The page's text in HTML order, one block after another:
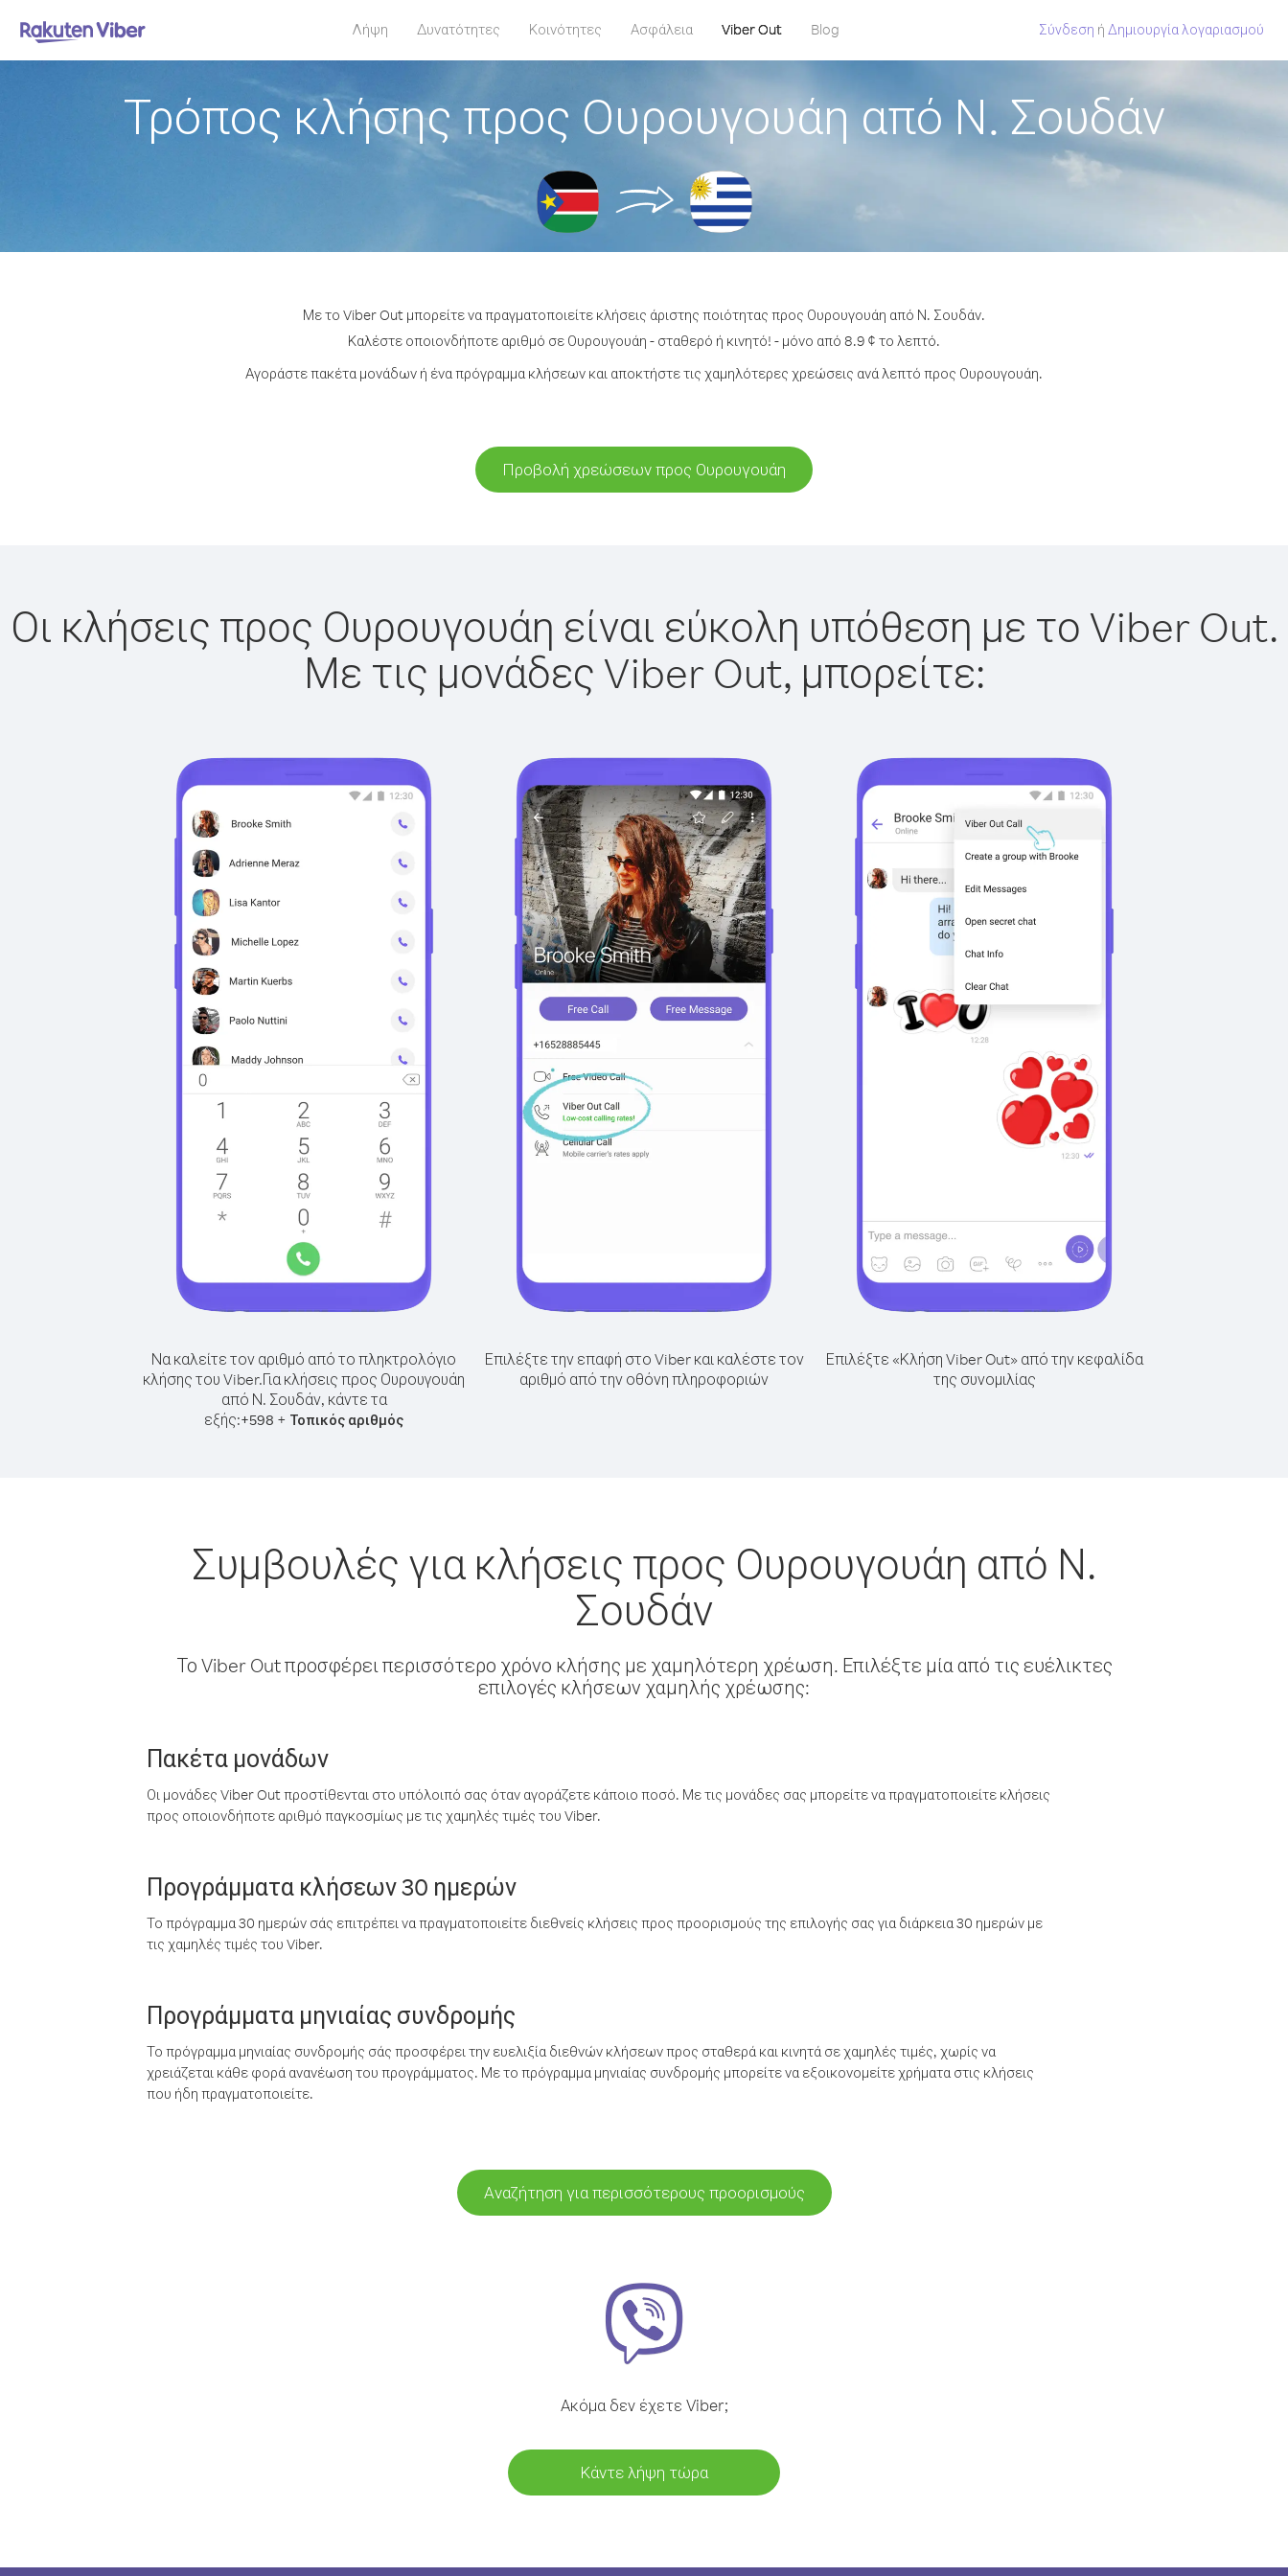
Λήψη Δυνατότητες Κοινότητες Ασφάλεια Viber Out Blog Σύνδεση ή Δημιουργία λογαριασμού
Τρόπος κλήσης προς Ουρουγουάη από Ν. Σουδάν
Με το Viber Out μπορείτε να πραγματοποιείτε κλήσεις άριστης ποιότητας προς Ουρουγουάη από Ν. Σουδάν.
Καλέστε οποιονδήποτε αριθμό σε Ουρουγουάη - σταθερό ή κινητό! - μόνο από 8.9 ¢ το λεπτό.
Αγοράστε πακέτα μονάδων ή ένα πρόγραμμα κλήσεων και αποκτήστε τις χαμηλότερες χρεώσεις ανά λεπτό προς Ουρουγουάη.
Προβολή χρεώσεων προς Ουρουγουάη
Οι κλήσεις προς Ουρουγουάη είναι εύκολη υπόθεση με το Viber Out.
Με τις μονάδες Viber Out, μπορείτε:
Να καλείτε τον αριθμό από το πληκτρολόγιο
κλήσης του Viber.Για κλήσεις προς Ουρουγουάη
από Ν. Σουδάν, κάντε τα
εξής:+598 + Τοπικός αριθμός
Επιλέξτε την επαφή στο Viber και καλέστε τον
αριθμό από την οθόνη πληροφοριών
Επιλέξτε «Κλήση Viber Out» από την κεφαλίδα
της συνομιλίας
Συμβουλές για κλήσεις προς Ουρουγουάη από Ν.
Σουδάν
Το Viber Out προσφέρει περισσότερο χρόνο κλήσης με χαμηλότερη χρέωση. Επιλέξτε μία από τις ευέλικτες
επιλογές κλήσεων χαμηλής χρέωσης:
Πακέτα μονάδων
Οι μονάδες Viber Out προστίθενται στο υπόλοιπό σας όταν αγοράζετε κάποιο ποσό. Με τις μονάδες σας μπορείτε να πραγματοποιείτε κλήσεις
προς οποιονδήποτε αριθμό παγκοσμίως με τις χαμηλές τιμές του Viber.
Προγράμματα κλήσεων 30 ημερών
Το πρόγραμμα 30 ημερών σάς επιτρέπει να πραγματοποιείτε διεθνείς κλήσεις προς προορισμούς της επιλογής σας για διάρκεια 30 ημερών με
τις χαμηλές τιμές του Viber.
Προγράμματα μηνιαίας συνδρομής
Το πρόγραμμα μηνιαίας συνδρομής σάς προσφέρει την ευελιξία διεθνών κλήσεων προς σταθερά και κινητά σε χαμηλές τιμές, χωρίς να
χρειάζεται κάθε φορά ανανέωση του προγράμματος. Με το πρόγραμμα μηνιαίας συνδρομής μπορείτε να εξοικονομείτε χρήματα στις κλήσεις
που ήδη πραγματοποιείτε.
Αναζήτηση για περισσότερους προορισμούς
Ακόμα δεν έχετε Viber;
Κάντε λήψη τώρα